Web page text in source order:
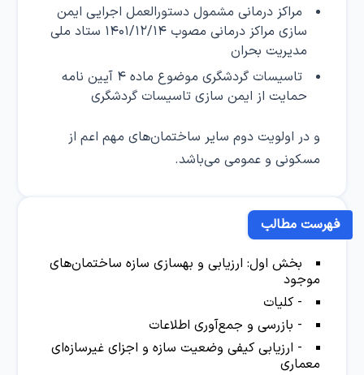
مراکز درمانی مشمول دستورالعمل اجرایی ایمن
سازی مراکز درمانی مصوب ۱۴۰۱/۱۲/۱۴ ستاد ملی
مدیریت بحران
تاسیسات گردشگری موضوع ماده ۴ آیین نامه
حمایت از ایمن سازی تاسیسات گردشگری
و در اولویت دوم سایر ساختمان‌های مهم اعم از
مسکونی و عمومی می‌باشد.
فهرست مطالب
بخش اول: ارزیابی و بهسازی سازه ساختمان‌های
موجود
- کلیات
- بازرسی و جمع‌آوری اطلاعات
- ارزیابی کیفی وضعیت سازه و اجزای غیرسازه‌ای
معماری